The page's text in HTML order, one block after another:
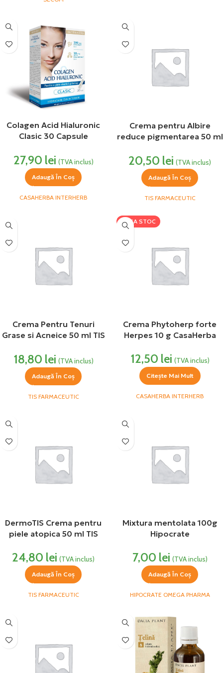
Colagen Acid Hialuronic
Clasic 30 Capsule
27,90 lei (TVA inclus)
Adaugă În Coș
CASAHERBA INTERHERB
Crema pentru Albire
reduce pigmentarea 50 ml
20,50 lei (TVA inclus)
Adaugă În Coș
TIS FARMACEUTIC
Crema Pentru Tenuri
Grase si Acneice 50 ml TIS
18,80 lei (TVA inclus)
Adaugă În Coș
TIS FARMACEUTIC
LIPSA STOC
Crema Phytoherp forte
Herpes 10 g CasaHerba
12,50 lei (TVA inclus)
Citește Mai Mult
CASAHERBA INTERHERB
DermoTIS Crema pentru
piele atopica 50 ml TIS
24,80 lei (TVA inclus)
Adaugă În Coș
TIS FARMACEUTIC
Mixtura mentolata 100g
Hipocrate
7,00 lei (TVA inclus)
Adaugă În Coș
HIPOCRATE OMEGA PHARMA